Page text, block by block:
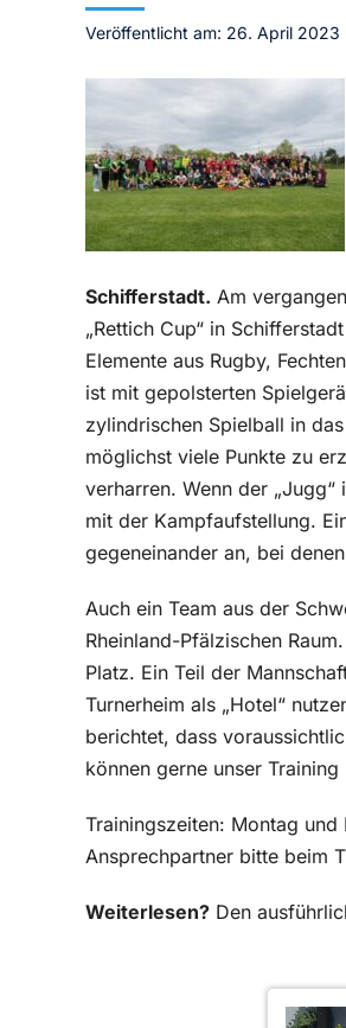
Veröffentlicht am: 26. April 2023
Schifferstadt. Am
„Rettich Cup“ in
Elemente aus Rugby,
ist mit gepolsterten
zylindrischen Spielball in
möglichst viele Punkte zu
verharren. Wenn der
mit der Kampfaufstellung.
gegeneinander an, bei
Auch ein Team aus der
Rheinland-Pfälzischen
Platz. Ein Teil der
Turnerheim als „Hotel“
berichtet, dass
können gerne unser Training
Trainingszeiten: Montag
Ansprechpartner bitte beim
Weiterlesen? Den